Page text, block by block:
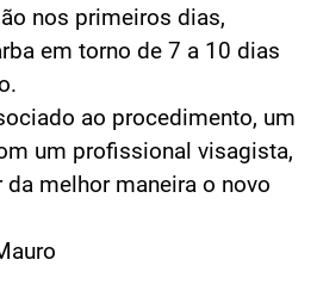
nos primeiros dias,
em torno de 7 a 10 dias
ao procedimento, um
um profissional visagista,
melhor maneira o novo